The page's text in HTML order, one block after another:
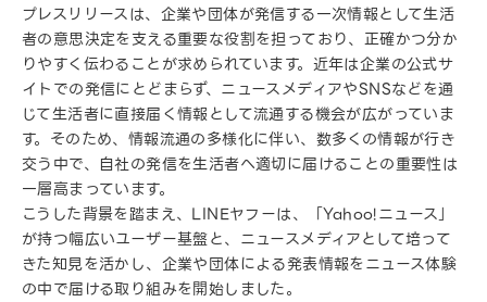
プレスリリースは、企業や団体が発信する一次情報として生活
者の意思決定を支える重要な役割を担っており、正確かつ分か
りやすく伝わることが求められています。近年は企業の公式サ
イトでの発信にとどまらず、ニュースメディアやSNSなどを通
じて生活者に直接届く情報として流通する機会が広がっていま
す。そのため、情報流通の多様化に伴い、数多くの情報が行き
交う中で、自社の発信を生活者へ適切に届けることの重要性は
一層高まっています。
こうした背景を踏まえ、LINEヤフーは、「Yahoo!ニュース」
が持つ幅広いユーザー基盤と、ニュースメディアとして培って
きた知見を活かし、企業や団体による発表情報をニュース体験
の中で届ける取り組みを開始しました。